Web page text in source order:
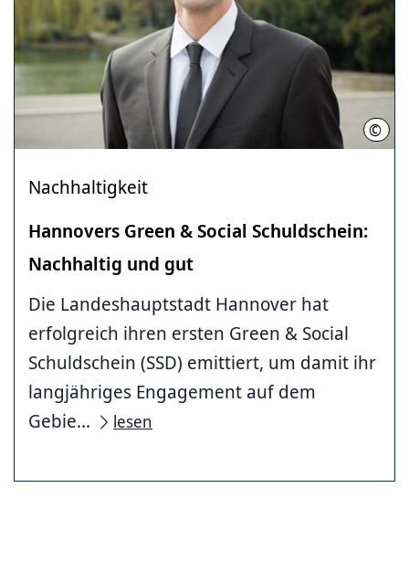
©
Nachhaltigkeit
Hannovers Green & Social Schuldschein:
Nachhaltig und gut
Die Landeshauptstadt Hannover hat
erfolgreich ihren ersten Green & Social
Schuldschein (SSD) emittiert, um damit ihr
langjähriges Engagement auf dem
Gebie...
lesen